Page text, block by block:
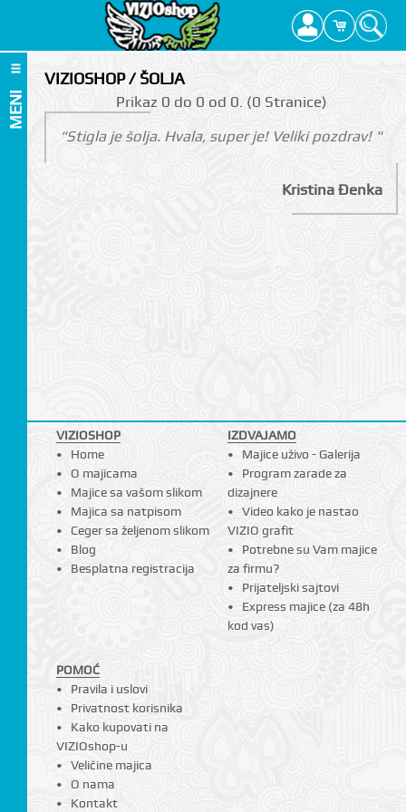
MENI
VIZIOSHOP / ŠOLJA
Prikаz 0 do 0 оd 0. (0 Strаnicе)
"Stigla je šolja. Hvala, super je! Veliki pozdrav! "
Kristina Đenka
VIZIOSHOP
Home
O majicama
Majice sa vašom slikom
Majica sa natpisom
Ceger sa željenom slikom
Blog
Besplatna registracija
IZDVAJAMO
Majice uživo - Galerija
Program zarade za
dizajnere
Video kako je nastao
VIZIO grafit
Potrebne su Vam majice
za firmu?
Prijateljski sajtovi
Express majice (za 48h
kod vas)
POMOĆ
Pravila i uslovi
Privatnost korisnika
Kako kupovati na
VIZIOshop-u
Veličine majica
O nama
Kontakt